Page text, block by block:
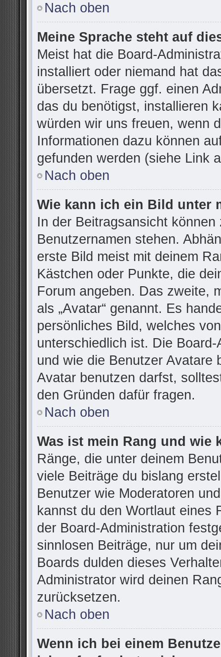
Nach oben
Meine Sprache steht auf
Meist hat die Board-
installiert oder niemand hat
übersetzt. Frage ggf. einen
das du benötigst, installieren
würden wir uns freuen, wenn
Informationen dazu können
gefunden werden (siehe Link
Nach oben
Wie kann ich ein Bild unter
In der Beitragsansicht
Benutzernamen stehen.
erste Bild meist mit deinem
Kästchen oder Punkte, die
Forum angeben. Das zweite,
als „Avatar“ genannt. Es
persönliches Bild, welches
unterschiedlich ist. Die
und wie die Benutzer Avatare
Avatar benutzen darfst,
den Gründen dafür fragen.
Nach oben
Was ist mein Rang und wie
Ränge, die unter deinem
viele Beiträge du bislang
Benutzer wie Moderatoren
kannst du den Wortlaut eines
der Board-Administration
sinnlosen Beiträge, nur um
Boards dulden dieses
Administrator wird deinen
zurücksetzen.
Nach oben
Wenn ich bei einem